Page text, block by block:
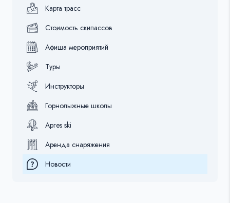
Карта трасс
Стоимость скипассов
Афиша мероприятий
Туры
Инструкторы
Горнолыжные школы
Apres ski
Аренда снаряжения
Новости